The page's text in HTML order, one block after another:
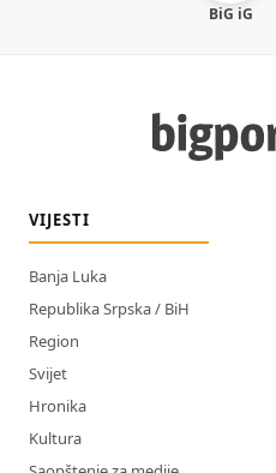
BiG iG
VIJESTI
Banja Luka
Republika Srpska / BiH
Region
Svijet
Hronika
Kultura